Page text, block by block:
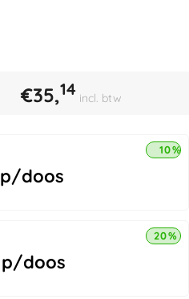
€35,14 incl. btw
p/doos
10%
p/doos
20%